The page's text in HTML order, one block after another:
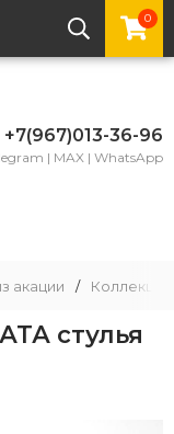
0
+7(967)013-36-96
| MAX | WhatsApp
акации /
стулья